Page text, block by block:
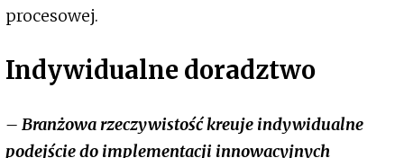
procesowej.
Indywidualne doradztwo
– Branżowa rzeczywistość kreuje indywidualne
podejście do implementacji innowacyjnych